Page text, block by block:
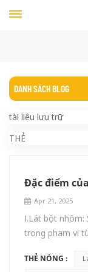
DANH SÁCH BLOG
tài liệu lưu trữ
THẺ
Đặc điểm
Apr 21, 2025
Ⅰ.Lát bột
trong phạm vi
có lực nổi rất
THẺ NÓNG :